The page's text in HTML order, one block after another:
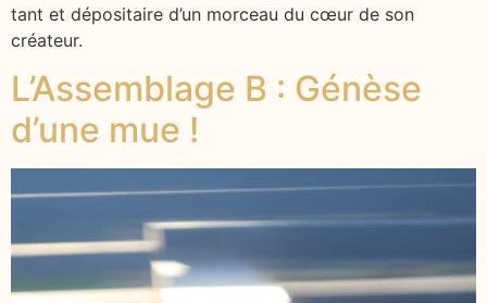
tant et dépositaire d’un morceau du cœur de son
créateur.
L’​Assemblage B : Génèse
d’une mue !